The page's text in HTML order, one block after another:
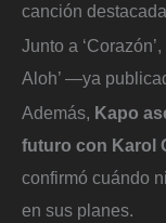
canción
Junto a
Aloh’ —ya
Además, Kapo
futuro con Karol
confirmó cuándo
en sus planes.